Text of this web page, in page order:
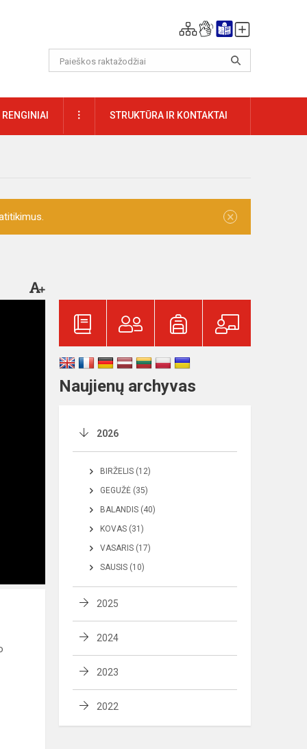
RENGINIAI DAUGIAUSTRUKTŪRA IR KONTAKTAI
×
Naujienų archyvas
2026
BIRŽELIS (12)
GEGUŽĖ (35)
BALANDIS (40)
KOVAS (31)
VASARIS (17)
SAUSIS (10)
2025
2024
2023
2022